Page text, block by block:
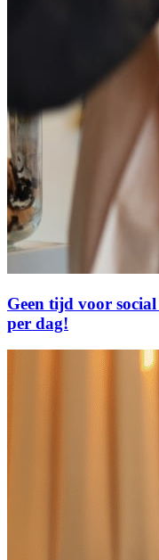
Geen tijd voor
per dag!